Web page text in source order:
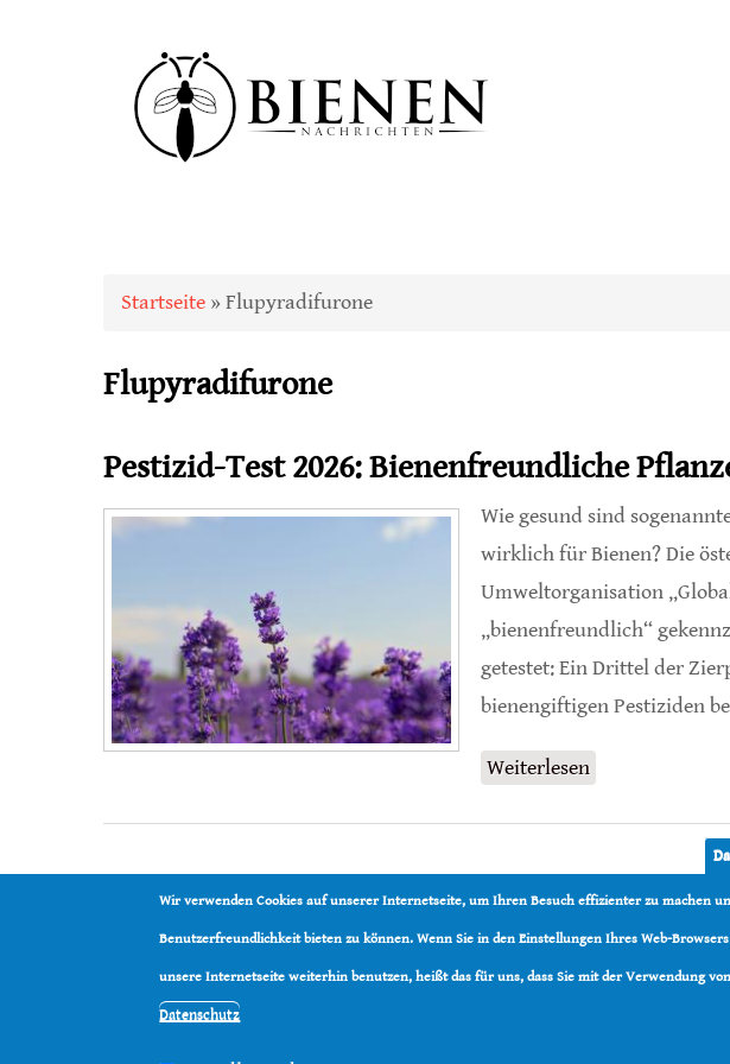
Sie sind hier
Startseite » Flupyradifurone
Flupyradifurone
Pestizid-Test 2026: Bienenfreundliche
Wie gesund sind
wirklich für Bienen? Die
Umweltorganisation
„bienenfreundlich“
getestet: Ein Drittel der
bienengiftigen Pestiziden
Weiterlesen
Wir verwenden Cookies auf unserer Internetseite, um Ihren Besuch effizienter zu machen
Benutzerfreundlichkeit bieten zu können. Wenn Sie in den Einstellungen Ihres Web-
unsere Internetseite weiterhin benutzen, heißt das für uns, dass Sie mit der Verwendung
Datenschutz